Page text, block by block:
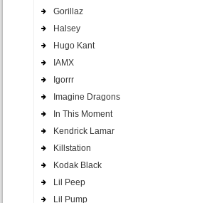
Gorillaz
Halsey
Hugo Kant
IAMX
Igorrr
Imagine Dragons
In This Moment
Kendrick Lamar
Killstation
Kodak Black
Lil Peep
Lil Pump